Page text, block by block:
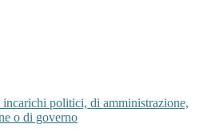
politici, di amministrazione,
o di governo